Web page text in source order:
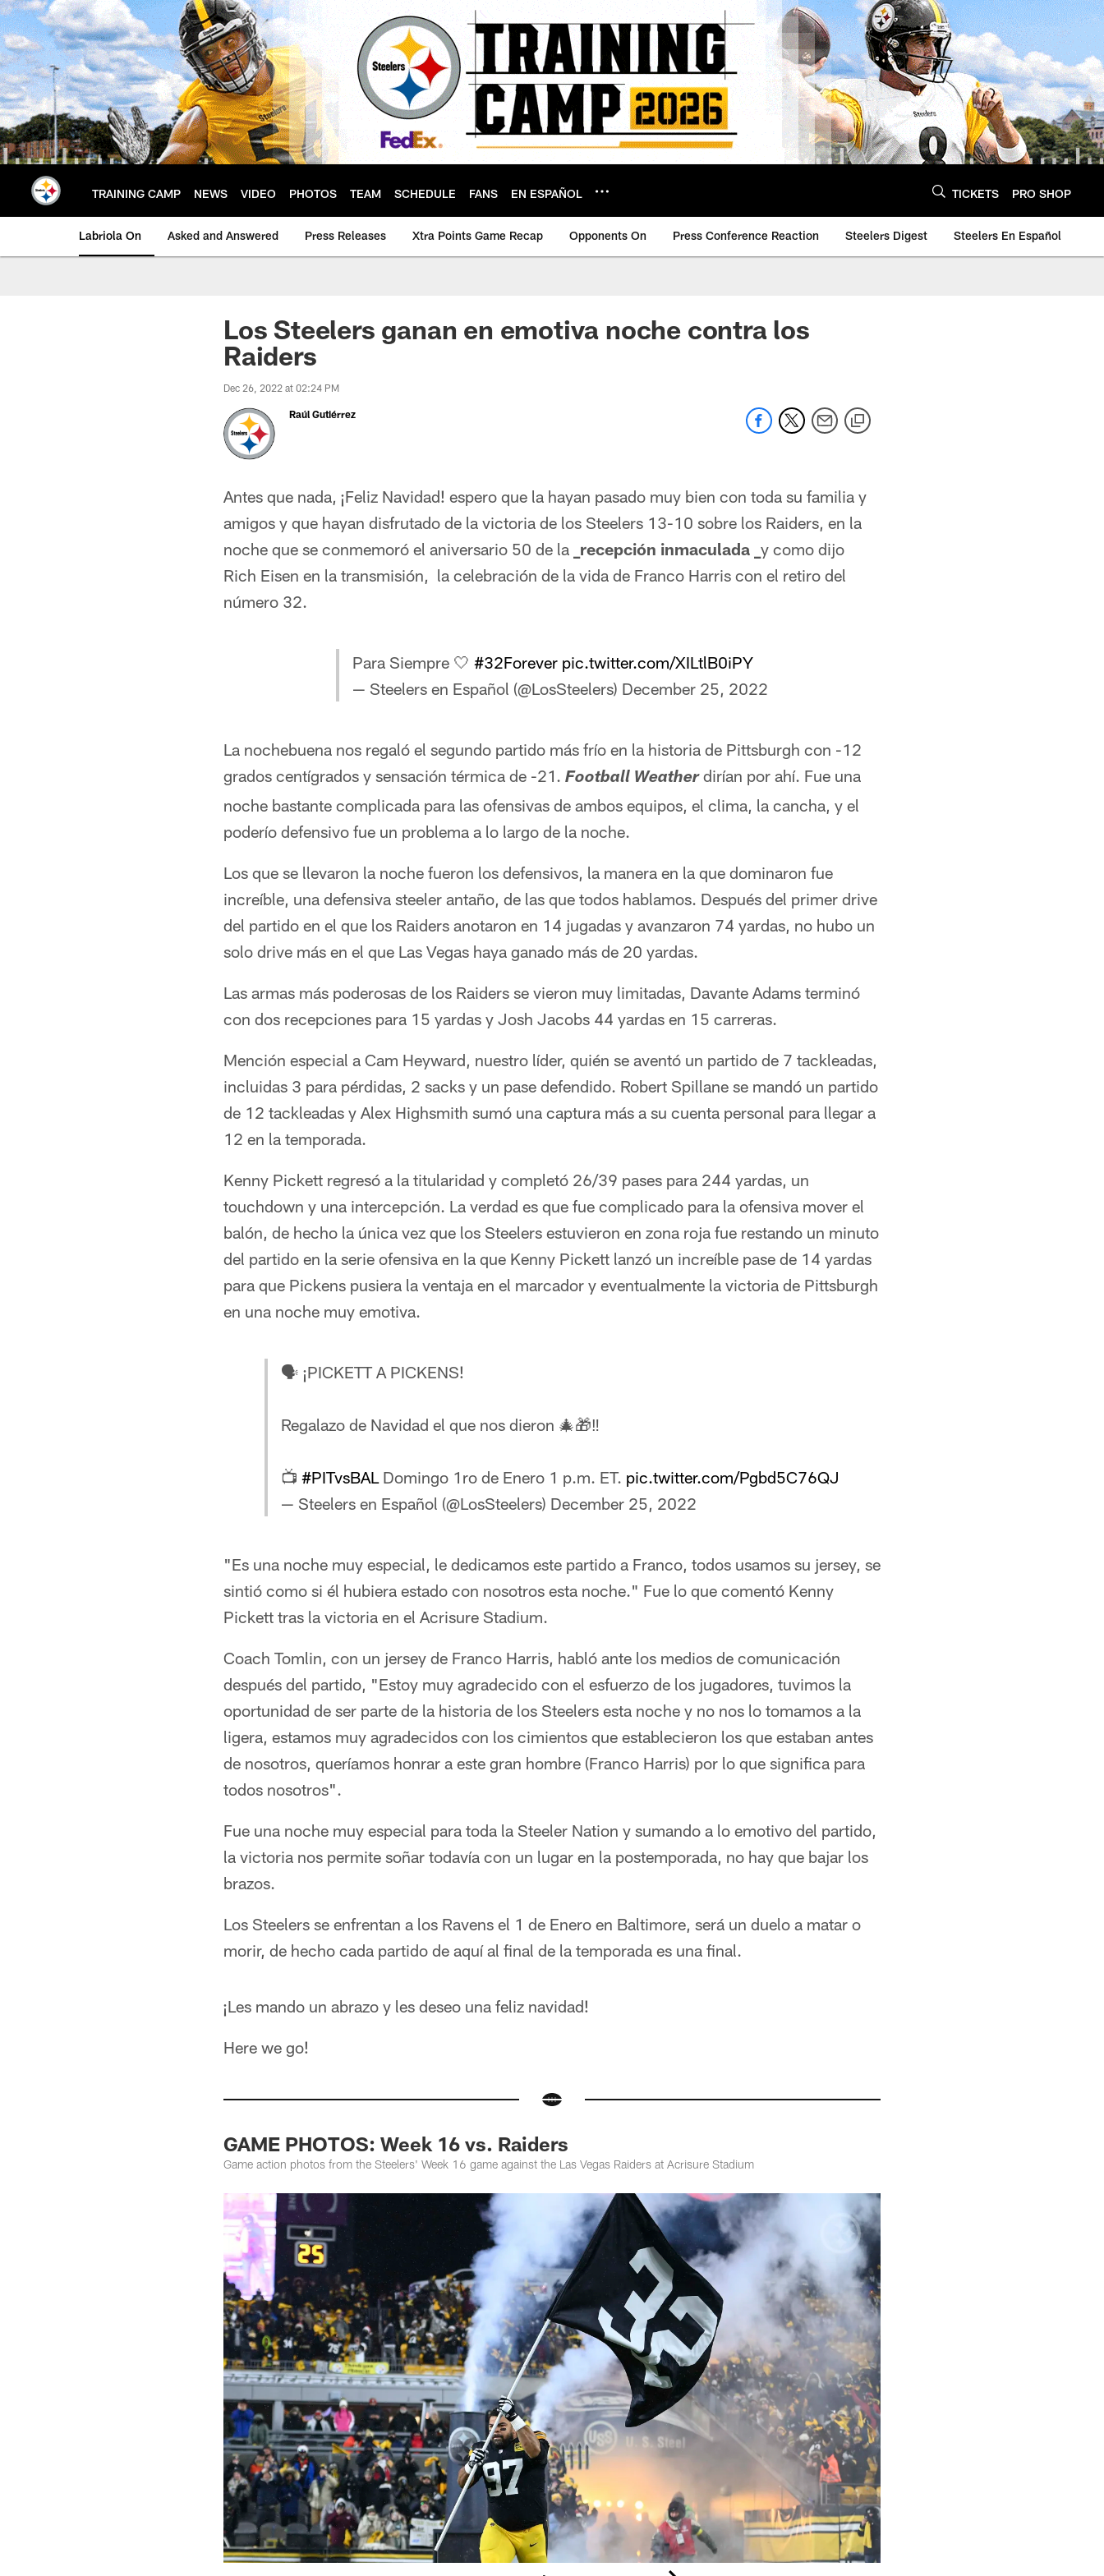
Skip
to
main
content
TRAINING CAMP NEWS VIDEO PHOTOS TEAM SCHEDULE FANS EN ESPAÑOL TICKETS PRO SHOP
Labriola On Asked and Answered Press Releases Xtra Points Game Recap Opponents On Press Conference Reaction Steelers Digest Steelers En Español
Los Steelers ganan en emotiva noche contra los
Raiders
Dec 26, 2022 at 02:24 PM
Raúl Gutiérrez
Antes que nada, ¡Feliz Navidad! espero que la hayan pasado muy bien con toda su familia y
amigos y que hayan disfrutado de la victoria de los Steelers 13-10 sobre los Raiders, en la
noche que se conmemoró el aniversario 50 de la _recepción inmaculada _ y como dijo
Rich Eisen en la transmisión, la celebración de la vida de Franco Harris con el retiro del
número 32.
Para Siempre 🤍 #32Forever pic.twitter.com/XILtlB0iPY
— Steelers en Español (@LosSteelers) December 25, 2022
La nochebuena nos regaló el segundo partido más frío en la historia de Pittsburgh con -12
grados centígrados y sensación térmica de -21. Football Weatherdirían por ahí. Fue una
noche bastante complicada para las ofensivas de ambos equipos, el clima, la cancha, y el
poderío defensivo fue un problema a lo largo de la noche.
Los que se llevaron la noche fueron los defensivos, la manera en la que dominaron fue
increíble, una defensiva steeler antaño, de las que todos hablamos. Después del primer drive
del partido en el que los Raiders anotaron en 14 jugadas y avanzaron 74 yardas, no hubo un
solo drive más en el que Las Vegas haya ganado más de 20 yardas.
Las armas más poderosas de los Raiders se vieron muy limitadas, Davante Adams terminó
con dos recepciones para 15 yardas y Josh Jacobs 44 yardas en 15 carreras.
Mención especial a Cam Heyward, nuestro líder, quién se aventó un partido de 7 tackleadas,
incluidas 3 para pérdidas, 2 sacks y un pase defendido. Robert Spillane se mandó un partido
de 12 tackleadas y Alex Highsmith sumó una captura más a su cuenta personal para llegar a
12 en la temporada.
Kenny Pickett regresó a la titularidad y completó 26/39 pases para 244 yardas, un
touchdown y una intercepción. La verdad es que fue complicado para la ofensiva mover el
balón, de hecho la única vez que los Steelers estuvieron en zona roja fue restando un minuto
del partido en la serie ofensiva en la que Kenny Pickett lanzó un increíble pase de 14 yardas
para que Pickens pusiera la ventaja en el marcador y eventualmente la victoria de Pittsburgh
en una noche muy emotiva.
🗣️ ¡PICKETT A PICKENS!
Regalazo de Navidad el que nos dieron 🎄🎁‼️
📺 #PITvsBALDomingo 1ro de Enero 1 p.m. ET. pic.twitter.com/Pgbd5C76QJ
— Steelers en Español (@LosSteelers) December 25, 2022
"Es una noche muy especial, le dedicamos este partido a Franco, todos usamos su jersey, se
sintió como si él hubiera estado con nosotros esta noche." Fue lo que comentó Kenny
Pickett tras la victoria en el Acrisure Stadium.
Coach Tomlin, con un jersey de Franco Harris, habló ante los medios de comunicación
después del partido, "Estoy muy agradecido con el esfuerzo de los jugadores, tuvimos la
oportunidad de ser parte de la historia de los Steelers esta noche y no nos lo tomamos a la
ligera, estamos muy agradecidos con los cimientos que establecieron los que estaban antes
de nosotros, queríamos honrar a este gran hombre (Franco Harris) por lo que significa para
todos nosotros".
Fue una noche muy especial para toda la Steeler Nation y sumando a lo emotivo del partido,
la victoria nos permite soñar todavía con un lugar en la postemporada, no hay que bajar los
brazos.
Los Steelers se enfrentan a los Ravens el 1 de Enero en Baltimore, será un duelo a matar o
morir, de hecho cada partido de aquí al final de la temporada es una final.
¡Les mando un abrazo y les deseo una feliz navidad!
Here we go!
GAME PHOTOS: Week 16 vs. Raiders
Game action photos from the Steelers' Week 16 game against the Las Vegas Raiders at Acrisure Stadium